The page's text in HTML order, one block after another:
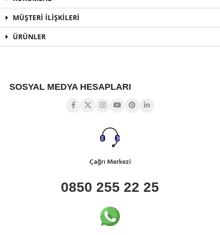
MÜŞTERİ İLİŞKİLERİ
ÜRÜNLER
SOSYAL MEDYA HESAPLARI
Çağrı Merkezi
0850 255 22 25